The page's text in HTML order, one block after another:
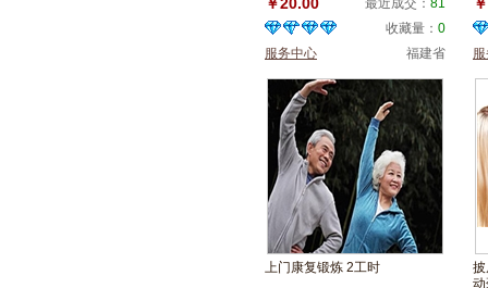
最近成交： 81
收藏量： 0
服务中心
福建省
上门康复锻炼 2工时